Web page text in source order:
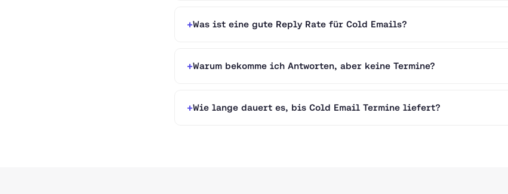
Was ist eine gute Reply Rate für Cold Emails?
Warum bekomme ich Antworten, aber keine Termine?
Wie lange dauert es, bis Cold Email Termine liefert?